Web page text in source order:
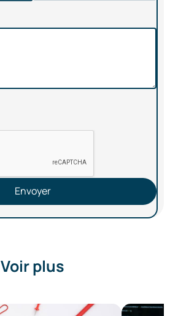
Envoyer
Voir plus